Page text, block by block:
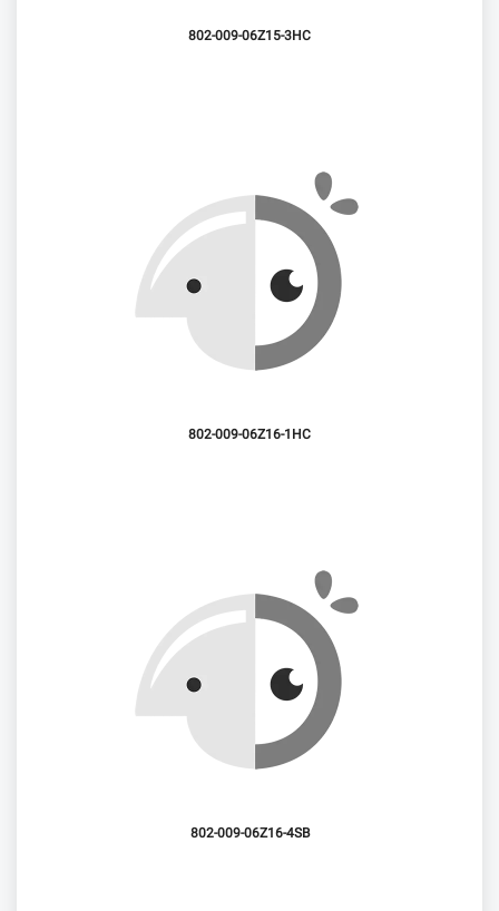
802-009-06Z15-3HC
802-009-06Z16-1HC
802-009-06Z16-4SB